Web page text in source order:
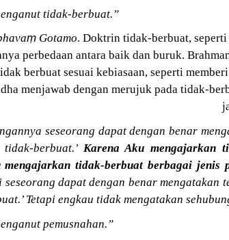
tidak-berbuat.”
ṃ Gotamo. Doktrin tidak-berbuat,
perbedaan antara baik dan buruk.
berbuat sesuai kebiasaan, seperti
menjawab dengan merujuk pada tidak-
seseorang dapat dengan benar
berbuat.’ Karena Aku mengajarkan
tidak-berbuat berbagai jenis
dapat dengan benar mengatakan
Tetapi engkau tidak mengatakan
pemusnahan.”